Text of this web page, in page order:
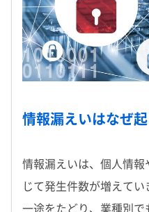
情報漏えいはなぜ起
情報漏えいは、個人情
じて発生件数が増えて
一途をたどり、業種別